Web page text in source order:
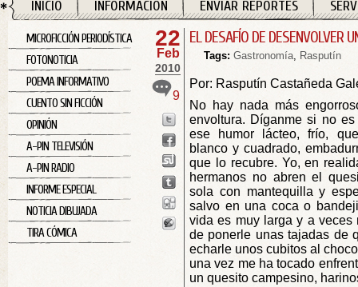
INICIO INFORMACIÓN ENVIAR REPORTES
MICROFICCIÓN PERIODÍSTICA
FOTONOTICIA
POEMA INFORMATIVO
CUENTO SIN FICCIÓN
OPINIÓN
A-PIN TELEVISIÓN
A-PIN RADIO
INFORME ESPECIAL
NOTICIA DIBUJADA
TIRA CÓMICA
22
Feb
2010
9
EL DESAFÍO DE DESENVOLVER
Tags: Gastronomía, Rasputín
Por: Rasputín Castañeda
No hay nada más
envoltura. Díganme si no
ese humor lácteo, frío,
blanco y cuadrado,
que lo recubre. Yo, en
hermanos no abren el
sola con mantequilla y
salvo en una coca o
vida es muy larga y a
de ponerle unas tajadas de
echarle unos cubitos al
una vez me ha tocado
un quesito campesino,